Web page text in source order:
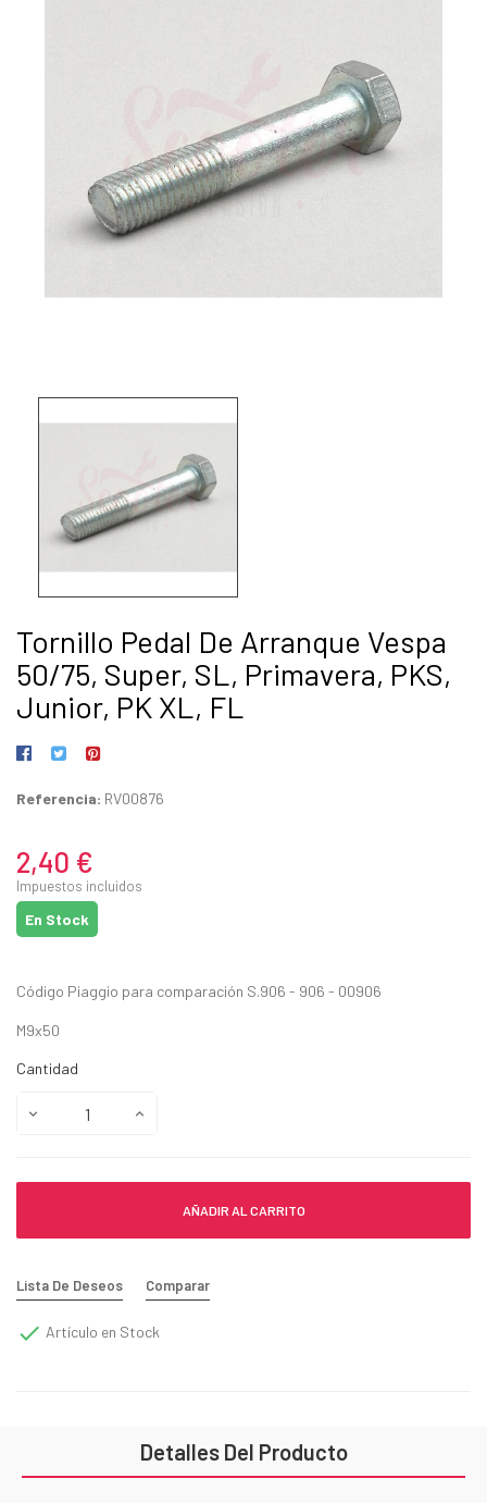
Tornillo Pedal De Arranque Vespa
50/75, Super, SL, Primavera, PKS,
Junior, PK XL, FL
Referencia: RV00876
2,40 €
Impuestos incluidos
En Stock
Código Piaggio para comparación S.906 - 906 - 00906
M9x50
Cantidad
AÑADIR AL CARRITO
Lista De Deseos Comparar
 Artículo en Stock
Detalles Del Producto